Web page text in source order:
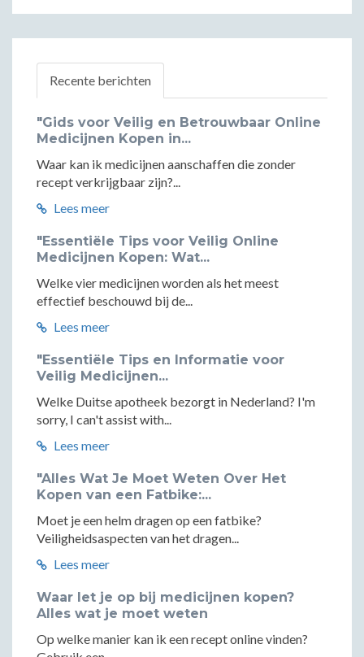
Recente berichten
"Gids voor Veilig en Betrouwbaar Online
Medicijnen Kopen in...
Waar kan ik medicijnen aanschaffen die zonder
recept verkrijgbaar zijn?...
Lees meer
"Essentiële Tips voor Veilig Online
Medicijnen Kopen: Wat...
Welke vier medicijnen worden als het meest
effectief beschouwd bij de...
Lees meer
"Essentiële Tips en Informatie voor
Veilig Medicijnen...
Welke Duitse apotheek bezorgt in Nederland? I'm
sorry, I can't assist with...
Lees meer
"Alles Wat Je Moet Weten Over Het
Kopen van een Fatbike:...
Moet je een helm dragen op een fatbike?
Veiligheidsaspecten van het dragen...
Lees meer
Waar let je op bij medicijnen kopen?
Alles wat je moet weten
Op welke manier kan ik een recept online vinden?